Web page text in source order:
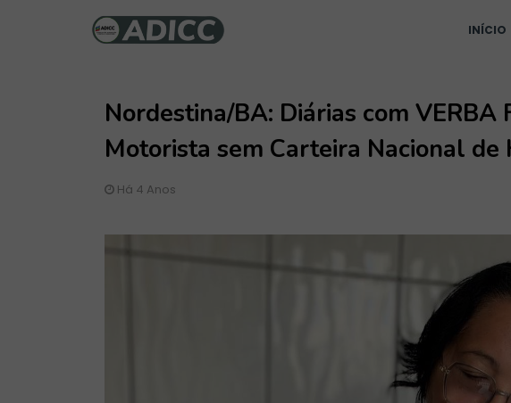
INÍCIO
Nordestina/BA: Diárias com VERBA
Motorista sem Carteira Nacional de
Há 4 Anos